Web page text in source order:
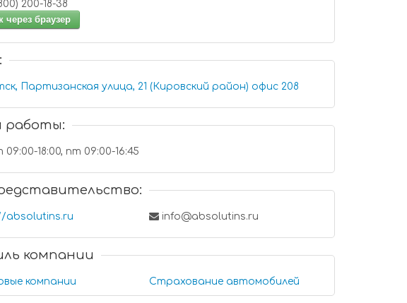
+7 (800) 200-18-38
через браузер
Иркутск, Партизанская улица, 21 (Кировский район) офис 208
работы:
18:00, пт 09:00-16:45
absolutins.ru info@absolutins.ru
компании
компании Страхование автомобилей